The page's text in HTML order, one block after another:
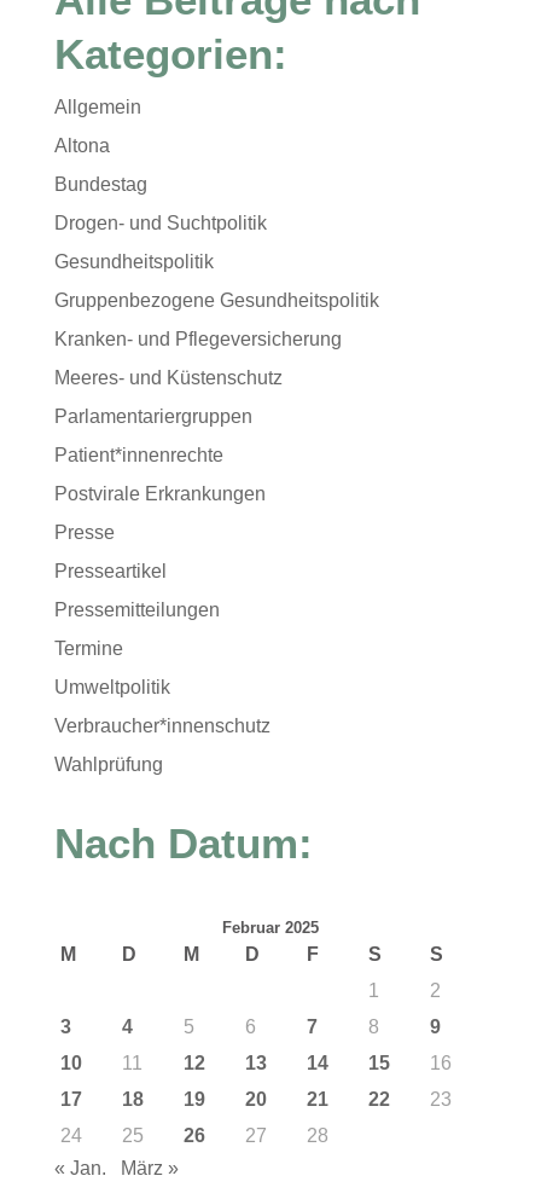
Kategorien:
Allgemein
Altona
Bundestag
Drogen- und Suchtpolitik
Gesundheitspolitik
Gruppenbezogene Gesundheitspolitik
Kranken- und Pflegeversicherung
Meeres- und Küstenschutz
Parlamentariergruppen
Patient*innenrechte
Postvirale Erkrankungen
Presse
Presseartikel
Pressemitteilungen
Termine
Umweltpolitik
Verbraucher*innenschutz
Wahlprüfung
Nach Datum:
Februar 2025
M D M D F S
S
1
2
3
4 5 6 7 8
9
10
11 12 13 14 15
16
17
18 19 20 21 22
23
24
25 26 27
28
« Jan.
März »